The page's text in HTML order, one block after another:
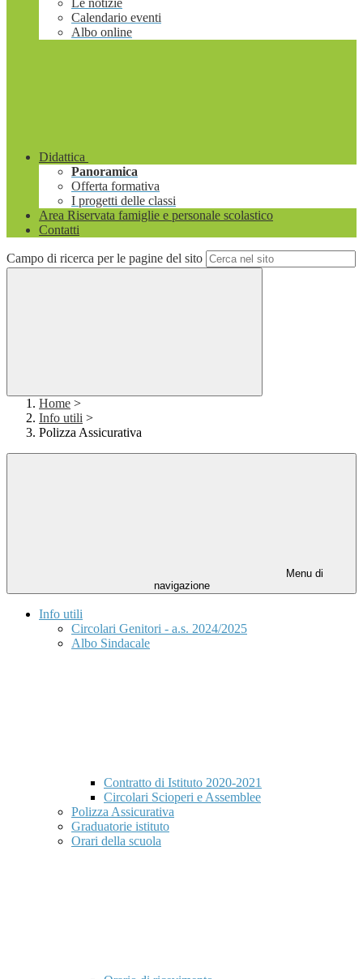
Le notizie
Calendario eventi
Albo online
Didattica
Panoramica
Offerta formativa
I progetti delle classi
Area Riservata famiglie e personale scolastico
Contatti
Campo di ricerca per le pagine del sito
Home >
Info utili >
Polizza Assicurativa
Menu di
navigazione
Info utili
Circolari Genitori - a.s. 2024/2025
Albo Sindacale
Contratto di Istituto 2020-2021
Circolari Scioperi e Assemblee
Polizza Assicurativa
Graduatorie istituto
Orari della scuola